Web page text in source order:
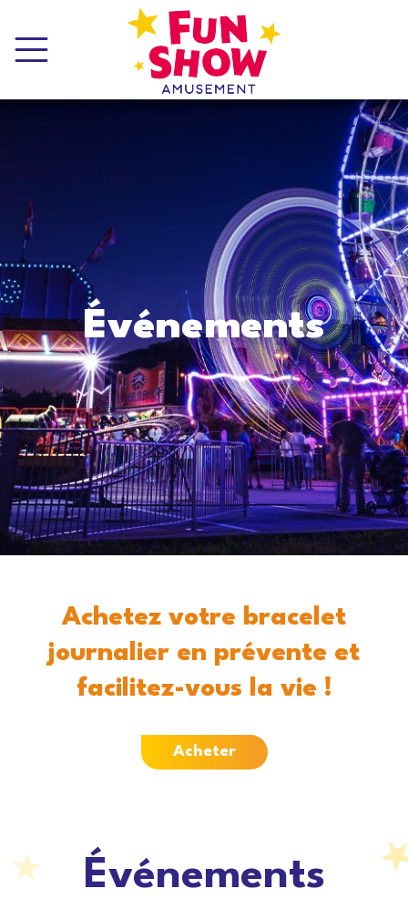
Événements
Achetez votre bracelet
journalier en prévente et
facilitez-vous la vie !
Acheter
Événements